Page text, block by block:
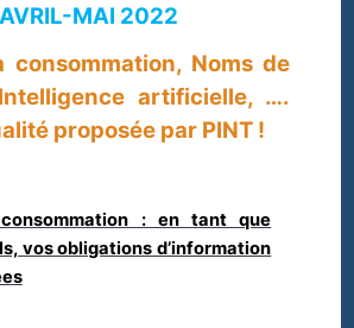
AVRIL-MAI 2022
consommation, Noms de
artificielle, ….
proposée par PINT !
: en tant que
vos obligations d’information